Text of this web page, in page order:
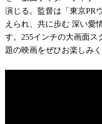
演じる。監督は「東京PR
えられ、共に歩む 深い愛
す。255インチの大画面
題の映画をぜひお楽しみく